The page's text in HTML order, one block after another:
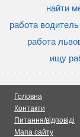
найти
работа
работа
ищу
Головна
Контакти
Питання/відповіді
Мапа сайту